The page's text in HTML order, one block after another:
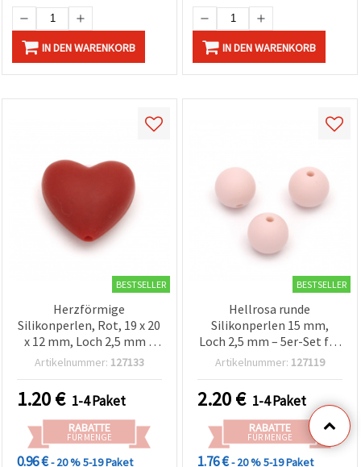
IN DEN WARENKORB IN DEN WARENKORB
BESTSELLER
Herzförmige
Silikonperlen, Rot, 19 x 20
x 12 mm, Loch 2,5 mm –
2er-Set für Armbänder,
Schlüsselanhänger &
Dekoration
Artikelnummer: 127133
1.20€ 1-4 Paket
RABATTE
FÜR MENGE
0.96 €- 20 %5-19 Paket
BESTSELLER
Hellrosa runde
Silikonperlen 15 mm,
Loch 2,5 mm – 5er-Set für
Schmuck, Armbänder,
Artikelnummer: 127119
2.20€ 1-4 Paket
RABATTE
FÜR MENGE
1.76 €- 20 %5-19 Paket